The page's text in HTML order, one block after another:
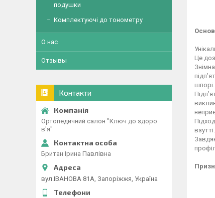
Це
подушки
Комплектуючі до тонометру
О нас
Отзывы
Контакти
Ортопедичний салон "Ключ до здоро
в'я"
Британ Ірина Павлівна
вул.ІВАНОВА 81А, Запоріжжя, Україна